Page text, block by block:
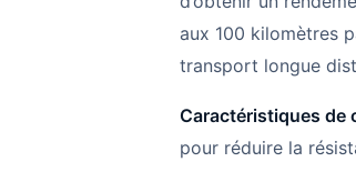
aux 100 kilomètres
transport longue
Caractéristiques de
pour réduire la